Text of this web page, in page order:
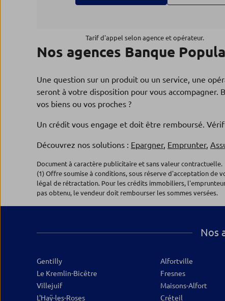
Agence VILLEJUIF
Banque Populaire Rives de Paris
94800 VILLEJUIF
Fermé actuellement
01.71.33.87.67
5 Agence CHOISY LE ROI
Banque Populaire Rives de Paris
9 Bis, rue Louise Michel
94600 CHOISY LE ROI
Fermé actuellement
01.71.33.87.66 Plus
Banque Populaire Rives de Paris
94290 VILLENEUVE LE ROI
Tarif d'appel selon agence et opérateur.
Nos agences Banque
Une question sur un produit ou un service, une
seront à votre disposition pour vous
vos biens ou vos proches ?
Un crédit vous engage et doit être remboursé.
Découvrez nos solutions : Epargner, Emprunter,
Document à caractère publicitaire et sans valeur contractuelle.
(1) Offre soumise à conditions, sous réserve d'acceptation de
légal de rétractation. Pour les crédits immobiliers,
pas obtenu, le vendeur doit rembourser les sommes versées.
Nos
Gentilly
Le Kremlin-Bicêtre
Villejuif
L'Haÿ-les-Roses
Alfortville
Fresnes
Maisons-Alfort
Créteil